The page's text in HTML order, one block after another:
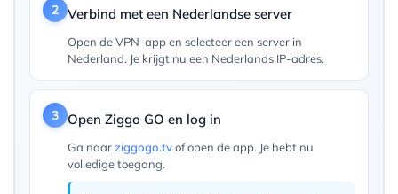
2 Verbind met een Nederlandse server
Open de VPN-app en selecteer een server in
Nederland. Je krijgt nu een Nederlands IP-adres.
3 Open Ziggo GO en log in
Ga naarziggogo.tvof open de app. Je hebt nu
volledige toegang.